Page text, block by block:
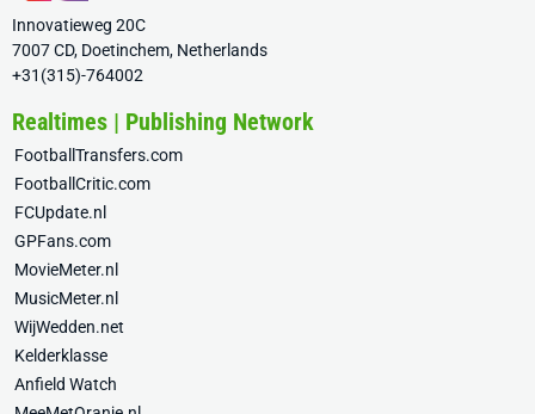
Innovatieweg 20C
7007 CD, Doetinchem, Netherlands
+31(315)-764002
Realtimes | Publishing Network
FootballTransfers.com
FootballCritic.com
FCUpdate.nl
GPFans.com
MovieMeter.nl
MusicMeter.nl
WijWedden.net
Kelderklasse
Anfield Watch